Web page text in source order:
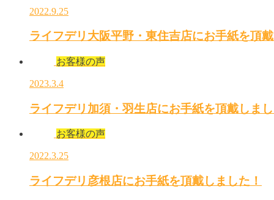
2022.9.25
ライフデリ大阪平野・東住吉店にお手紙を頂
お客様の声
2023.3.4
ライフデリ加須・羽生店にお手紙を頂戴しま
お客様の声
2022.3.25
ライフデリ彦根店にお手紙を頂戴しました！